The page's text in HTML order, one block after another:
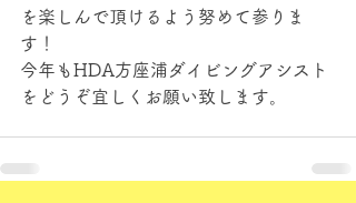
を楽しんで頂けるよう努めて参りま
す！
今年もHDA方座浦ダイビングアシスト
をどうぞ宜しくお願い致します。